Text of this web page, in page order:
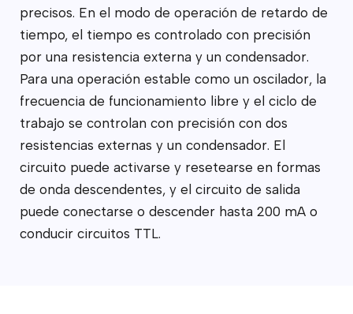
precisos. En el modo de operación de retardo de
tiempo, el tiempo es controlado con precisión
por una resistencia externa y un condensador.
Para una operación estable como un oscilador, la
frecuencia de funcionamiento libre y el ciclo de
trabajo se controlan con precisión con dos
resistencias externas y un condensador. El
circuito puede activarse y resetearse en formas
de onda descendentes, y el circuito de salida
puede conectarse o descender hasta 200 mA o
conducir circuitos TTL.